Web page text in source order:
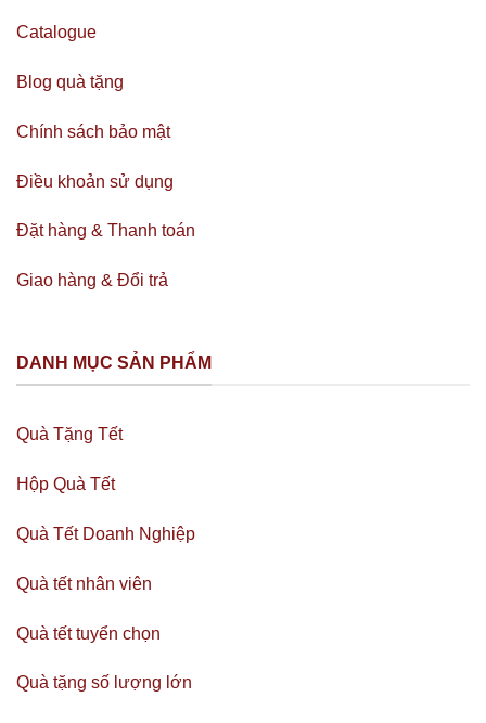
Catalogue
Blog quà tặng
Chính sách bảo mật
Điều khoản sử dụng
Đặt hàng & Thanh toán
Giao hàng & Đổi trả
DANH MỤC SẢN PHẨM
Quà Tặng Tết
Hộp Quà Tết
Quà Tết Doanh Nghiệp
Quà tết nhân viên
Quà tết tuyển chọn
Quà tặng số lượng lớn